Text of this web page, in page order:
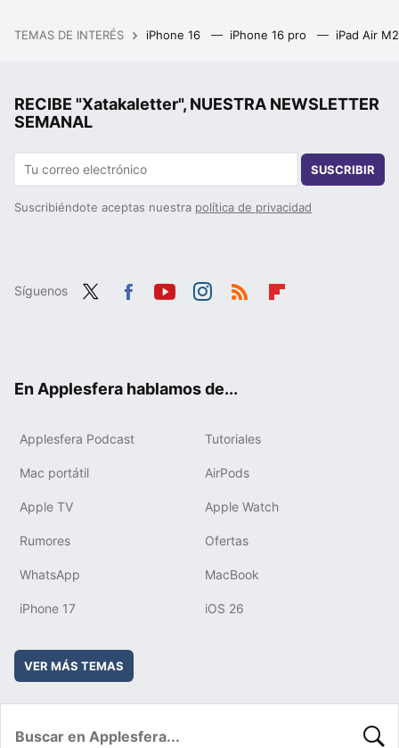
TEMAS DE INTERÉS iPhone 16 iPhone 16 pro iPad Air
RECIBE "Xatakaletter", NUESTRA NEWSLETTER
SEMANAL
SUSCRIBIR
Suscribiéndote aceptas nuestra política de privacidad
Síguenos
En Applesfera hablamos de...
Applesfera Podcast Tutoriales
Mac portátil AirPods
Apple TV Apple Watch
Rumores Ofertas
WhatsApp MacBook
iPhone 17 iOS 26
VER MÁS TEMAS